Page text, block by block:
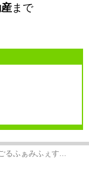
まで
るふぁみふぇす...